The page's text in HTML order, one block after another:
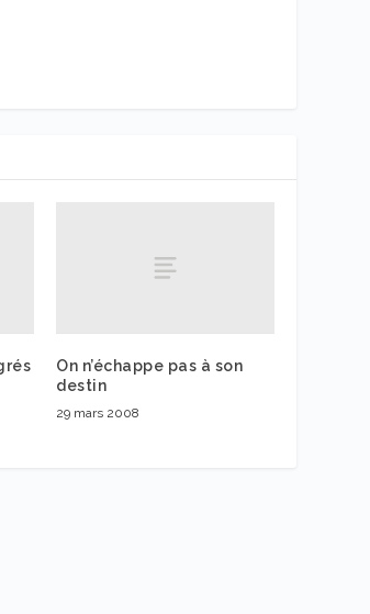
On n’échappe pas à son
destin
29 mars 2008